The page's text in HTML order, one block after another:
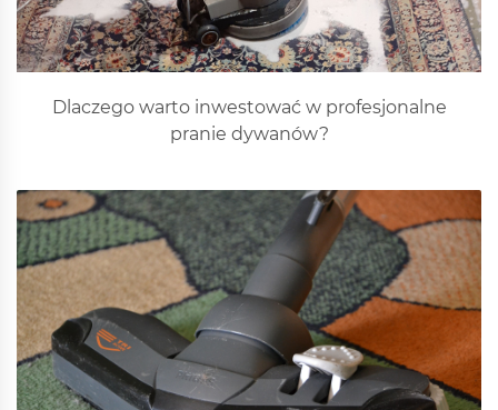
Dlaczego warto inwestować w profesjonalne
pranie dywanów?